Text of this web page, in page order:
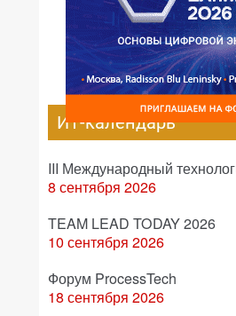
ИТ-календарь
III Международный
8 сентября 2026
TEAM LEAD TODAY 2026
10 сентября 2026
Форум ProcessTech
18 сентября 2026